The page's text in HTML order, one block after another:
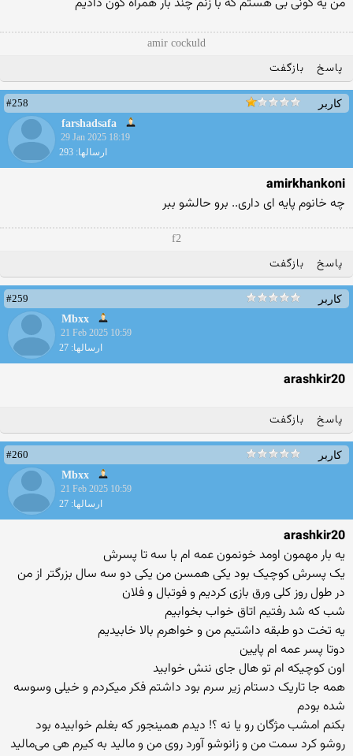
amir cockuld
پاسخ بازگفت
کاربر
#258
farshadsafa
29 Jan 2025 18:19
ارسالها: 293
amirkhankoni
چه خانوم پایه ای داری.. برو حالشو ببر
f2
پاسخ بازگفت
کاربر
#259
Mbxx
21 Feb 2025 10:59
ارسالها: 27
arashkir20
پاسخ بازگفت
کاربر
#260
Mbxx
21 Feb 2025 10:59
ارسالها: 27
arashkir20
یه بار مهمون اومد خونمون عمه ام با سه تا پسرش
یک پسرش کوچیک بود یکی همسن من یکی دو سه سال بزرگتر از من
در طول روز کلی ورق بازی کردیم و فوتبال و فلان
شب که شد رفتیم اتاق خواب بخوابیم
یه تخت دو طبقه داشتیم من و خواهرم بالا خابیدیم
دوتا پسر عمه ام پایین
اون کوچیکه ام تو هال جای ننش خوابید
همه جا تاریک دستام زیر سرم بود داشتم فکر میکردم و خیلی وسوسه
شده بودم
بکنم امشب مژگان رو یا نه ؟! دیدم همینجور که بغلم خوابیده بود
روشو کرد سمت من و زانوشو آورد روی من و مالید به کیرم هی می‌مالید